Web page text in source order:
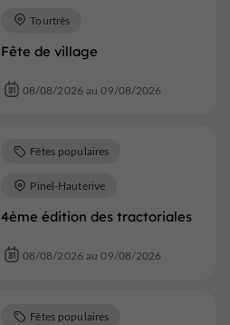
Fête de village
Tourtrès
08/08/2026 au 09/08/2026
4ème édition des tractoriales
Fêtes populaires
Pinel-Hauterive
08/08/2026 au 09/08/2026
Fêtes populaires